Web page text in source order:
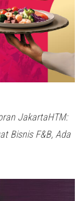
JakartaHTM:
Bisnis F&B, Ada